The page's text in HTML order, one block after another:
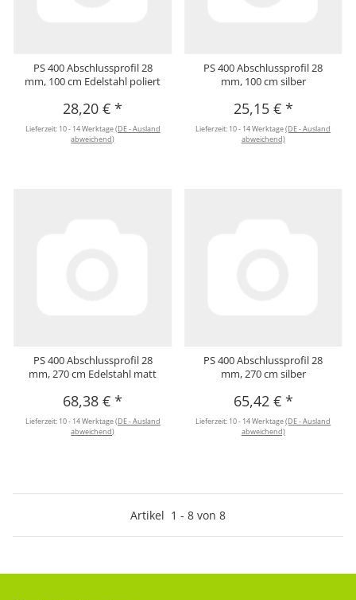
PS 400 Abschlussprofil 28
mm, 100 cm Edelstahl poliert
28,20 €*
Lieferzeit: 10 - 14 Werktage(DE - Ausland
abweichend)
PS 400 Abschlussprofil 28
mm, 100 cm silber
25,15 € *
Lieferzeit: 10 - 14 Werktage(DE - Ausland
abweichend)
PS 400 Abschlussprofil 28
mm, 270 cm Edelstahl matt
68,38 €*
Lieferzeit: 10 - 14 Werktage(DE - Ausland
abweichend)
PS 400 Abschlussprofil 28
mm, 270 cm silber
65,42 € *
Lieferzeit: 10 - 14 Werktage(DE - Ausland
abweichend)
Artikel 1 - 8 von 8